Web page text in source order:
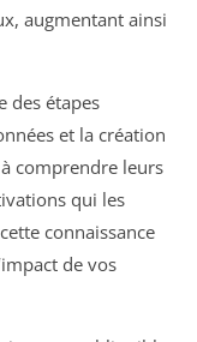
augmentant ainsi
des étapes
et la création
comprendre leurs
qui les
connaissance
de vos